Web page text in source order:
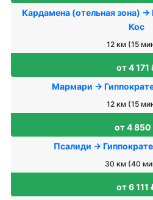
Кардамена (отельная зона) →
Кос
12 км (15
от 4 171
Мармари →
12 км (15
от 4 850
Псалиди →
30 км (40
от 6 111